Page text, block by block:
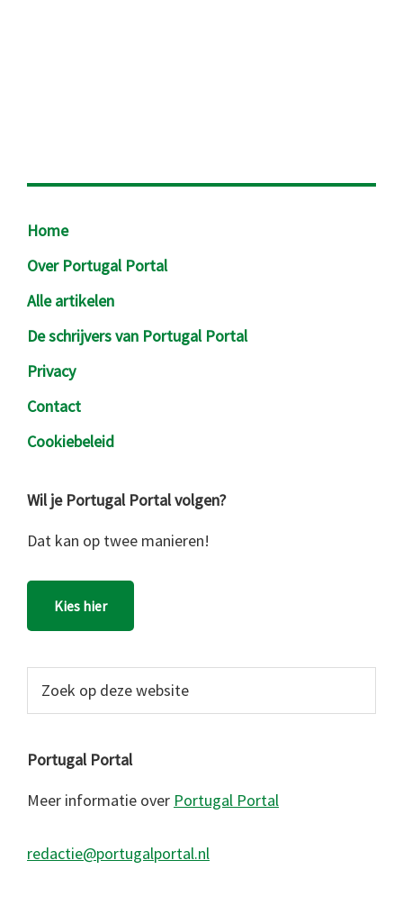
Footer
Home
Over Portugal Portal
Alle artikelen
De schrijvers van Portugal Portal
Privacy
Contact
Cookiebeleid
Wil je Portugal Portal volgen?
Dat kan op twee manieren!
Kies hier
website
Portugal Portal
Meer informatie over Portugal Portal
redactie@portugalportal.nl